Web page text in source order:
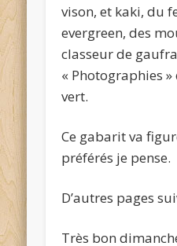
vison, et kaki, du
evergreen, des
classeur de
« Photographies
vert.
Ce gabarit va
préférés je pense.
D’autres pages
Très bon